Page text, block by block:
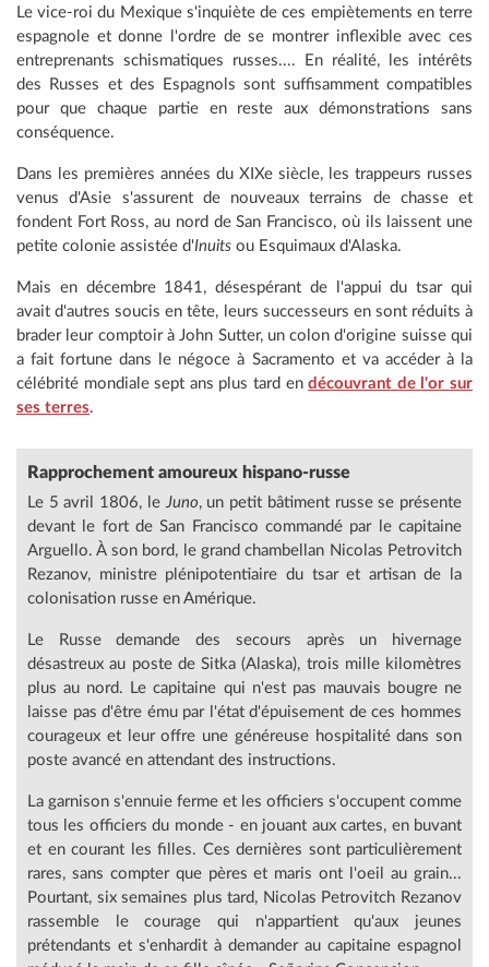
Le vice-roi du Mexique s'inquiète de ces empiètements en terre
espagnole et donne l'ordre de se montrer inflexible avec ces
entreprenants schismatiques russes.... En réalité, les intérêts
des Russes et des Espagnols sont suffisamment compatibles
pour que chaque partie en reste aux démonstrations sans
conséquence.
Dans les premières années du XIXe siècle, les trappeurs russes
venus d'Asie s'assurent de nouveaux terrains de chasse et
fondent Fort Ross, au nord de San Francisco, où ils laissent une
petite colonie assistée d'Inuits ou Esquimaux d'Alaska.
Mais en décembre 1841, désespérant de l'appui du tsar qui
avait d'autres soucis en tête, leurs successeurs en sont réduits à
brader leur comptoir à John Sutter, un colon d'origine suisse qui
a fait fortune dans le négoce à Sacramento et va accéder à la
célébrité mondiale sept ans plus tard endécouvrant de l'or sur
ses terres.
Rapprochement amoureux hispano-russe
Le 5 avril 1806, le Juno, un petit bâtiment russe se présente
devant le fort de San Francisco commandé par le capitaine
Arguello. À son bord, le grand chambellan Nicolas Petrovitch
Rezanov, ministre plénipotentiaire du tsar et artisan de la
colonisation russe en Amérique.
Le Russe demande des secours après un hivernage
désastreux au poste de Sitka (Alaska), trois mille kilomètres
plus au nord. Le capitaine qui n'est pas mauvais bougre ne
laisse pas d'être ému par l'état d'épuisement de ces hommes
courageux et leur offre une généreuse hospitalité dans son
poste avancé en attendant des instructions.
La garnison s'ennuie ferme et les officiers s'occupent comme
tous les officiers du monde - en jouant aux cartes, en buvant
et en courant les filles. Ces dernières sont particulièrement
rares, sans compter que pères et maris ont l'oeil au grain...
Pourtant, six semaines plus tard, Nicolas Petrovitch Rezanov
rassemble le courage qui n'appartient qu'aux jeunes
prétendants et s'enhardit à demander au capitaine espagnol